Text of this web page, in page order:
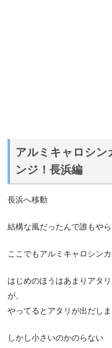
アルミキャロシン
ンジ！長浜編
長浜へ移動
結構な風だったんで誰もや
ここでもアルミキャロシン
はじめのほうはあまりアタ
が、
やってるとアタリが出だし
しかし小さいのかのらない